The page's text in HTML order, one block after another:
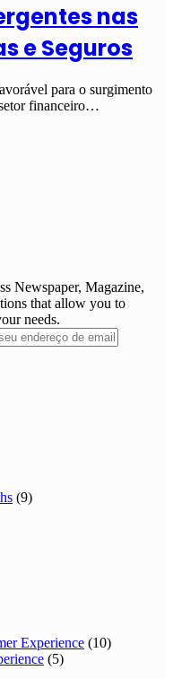
nas
e Seguros
para o surgimento
financeiro…
Newspaper, Magazine,
that allow you to
needs.
(9)
Experience (10)
(5)